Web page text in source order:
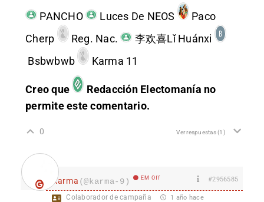
PANCHO Luces De NEOS
Paco
Cherp
Reg. Nac.
李欢喜Lǐ Huánxi
Bsbwbwb
Karma 11
Creo que Redacción Electomanía no
permite este comentario.
0 Ver respuestas(1)
karma (@karma-9) EM Off #2956585
Colaborador de campaña 1 año hace